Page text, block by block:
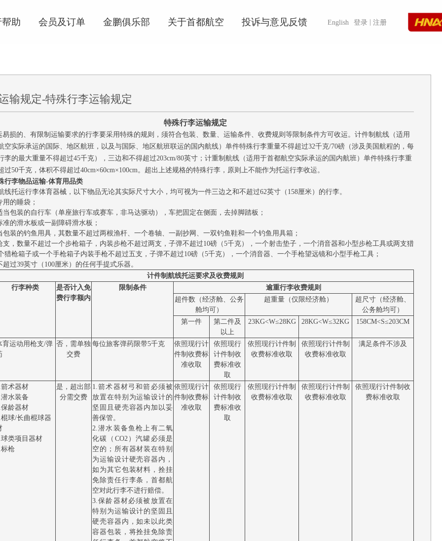
助 会员及订单 金鹏俱乐部 关于首都航空 投诉与意见反馈 English 登录 注册
输规定-特殊行李运输规定
特殊行李运输规定
的、有限制运输要求的行李要采用特殊的规则，须符合包装、数量、运输条件、收费规则等限制条件方可收运。计件制航线（适用
空实际承运的国际、地区航班，以及与国际、地区航班联运的国内航线）单件特殊行李重量不得超过32千克/70磅（涉及美国航程的，每
李的最大重量不得超过45千克），三边和不得超过203cm/80英寸；计重制航线（适用于首都航空实际承运的国内航班）单件特殊行李重
过50千克，体积不得超过40cm×60cm×100cm。超出上述规格的特殊行李，原则上不能作为托运行李收运。
行李物品运输-体育用品类
线托运行李体育器械，以下物品无论其实际尺寸大小，均可视为一件三边之和不超过62英寸（158厘米）的行李。
用的睡袋；
当包装的自行车（单座旅行车或赛车，非马达驱动），车把固定在侧面，去掉脚踏板；
准的滑水板或一副障碍滑水板；
包装的钓鱼用具，其数量不超过两根渔杆、一个卷轴、一副抄网、一双钓鱼鞋和一个钓鱼用具箱；
支，数量不超过一个步枪箱子，内装步枪不超过两支，子弹不超过10磅（5千克），一个射击垫子，一个消音器和小型步枪工具或两支猎
猎枪箱子或一个手枪箱子内装手枪不超过五支，子弹不超过10磅（5千克），一个消音器、一个手枪望远镜和小型手枪工具；
超过39英寸（100厘米）的任何手提式乐器。
计件制航线托运要求及收费规则
行李种类
是否计入免
费行李额内
限制条件
逾重行李收费规则
超件数（经济舱、公务
舱均可）
超重量（仅限经济舱）
超尺寸（经济舱、
公务舱均可）
第一件
第二件及
以上
23KG<W≤28KG 28KG<W≤32KG 158CM<S≤203CM
育运动用枪支/弹 否，需单独
交费
每位旅客弹药限带5千克
依照现行计
件制收费标
准收取
依照现行
计件制收
费标准收
取
依照现行计件制
收费标准收取
依照现行计件制
收费标准收取
满足条件不涉及
箭术器材
潜水装备
保龄器材
棍球/长曲棍球器
球类项目器材
标枪
是，超出部
分需交费
1.箭术器材弓和箭必须被
放置在特别为运输设计的
坚固且硬壳容器内加以妥
善保管。
2.潜水装备鱼枪上有二氧
化碳（CO2）汽罐必须是
空的；所有器材装在特别
为运输设计硬壳容器内，
如为其它包装材料，拴挂
免除责任行李条，首都航
空对此行李不进行赔偿。
3.保龄器材必须被放置在
特别为运输设计的坚固且
硬壳容器内，如未以此类
容器包装，将拴挂免除责
依照现行计
件制收费标
准收取
依照现行
计件制收
费标准收
取
依照现行计件制
收费标准收取
依照现行计件制
收费标准收取
依照现行计件制收
费标准收取